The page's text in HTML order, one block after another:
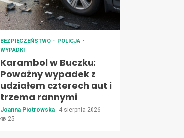
BEZPIECZEŃSTWO
POLICJA
WYPADKI
Karambol w Buczku:
Poważny wypadek z
udziałem czterech aut i
trzema rannymi
Joanna Piotrowska
4 sierpnia 2026
25